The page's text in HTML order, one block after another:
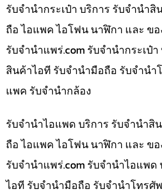
รับจำนำกระเป๋า บริการ รับจำนำ
ถือ ไอแพค ไอโฟน นาฬิกา และ ข
รับจํานําแพร่.com รับจำนำกระเป๋
สินค้าไอที รับจำนำมือถือ รับจำนำ
แพค รับจำนำกล้อง
รับจำนำไอแพด บริการ รับจำนำสิ
ถือ ไอแพค ไอโฟน นาฬิกา และ ข
รับจํานําแพร่.com รับจำนำไอแพด
ไอที รับจำนำมือถือ รับจำนำโทรศั